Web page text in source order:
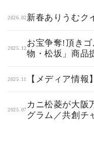
2026.02新春ありうむク
2025.12
お宝争奪!頂き
物・松坂」商品
2025.11 【メディア情
2025.07
カニ松菱が大阪
グラム／共創チ